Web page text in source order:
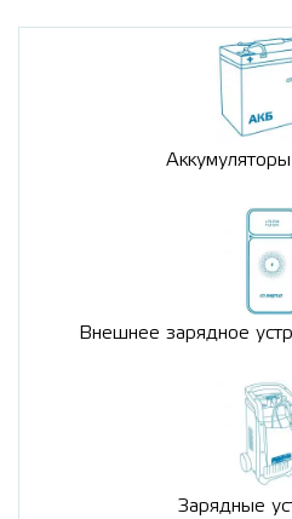
Внешнее зарядное
Зарядные